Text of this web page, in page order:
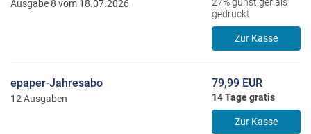
Ausgabe 8 vom 18.07.2026
gedruckt
Zur Kasse
epaper-Jahresabo
12 Ausgaben
79,99 EUR
14 Tage gratis
Zur Kasse